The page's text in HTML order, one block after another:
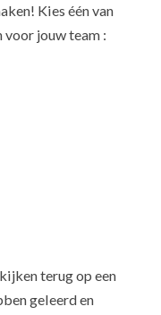
Kies één van
jouw team :
terug op een
geleerd en